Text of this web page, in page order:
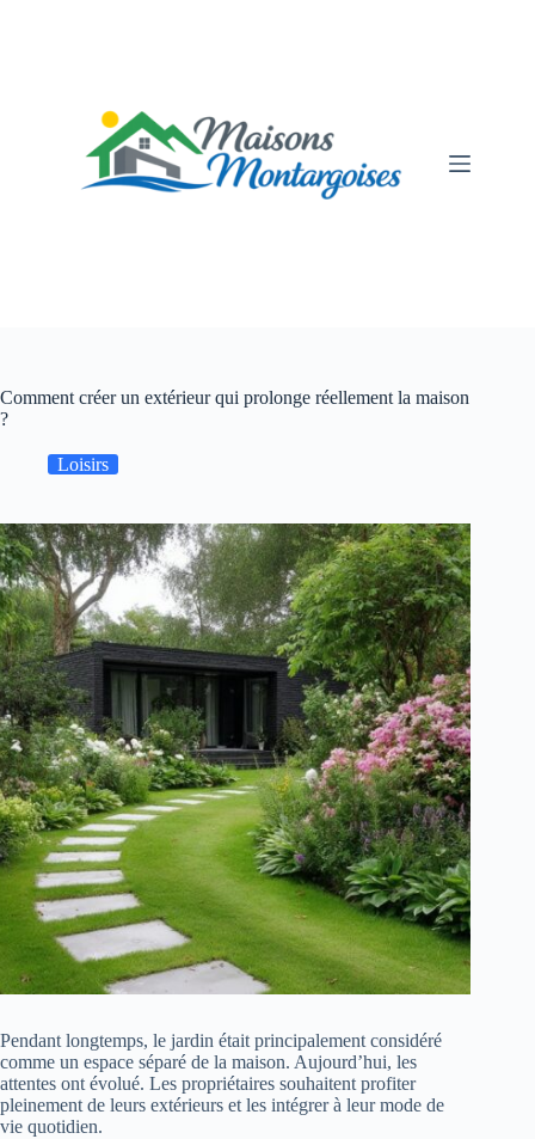
Comment créer un extérieur qui prolonge réellement la maison
?
Loisirs
Pendant longtemps, le jardin était principalement considéré
comme un espace séparé de la maison. Aujourd’hui, les
attentes ont évolué. Les propriétaires souhaitent profiter
pleinement de leurs extérieurs et les intégrer à leur mode de
vie quotidien.